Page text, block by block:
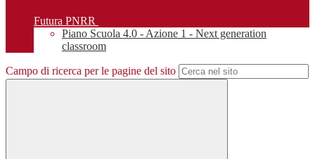
Futura PNRR
Piano Scuola 4.0 - Azione 1 - Next generation
classroom
Campo di ricerca per le pagine del sito